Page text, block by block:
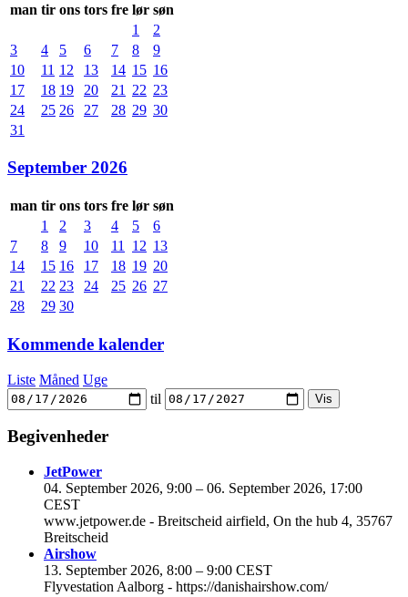
man tir ons tors fre lør søn
1
2
3
4 5 6 7 8
9
10
11 12 13 14 15 16
17
18 19 20 21 22 23
24
25 26 27 28 29 30
31
September 2026
man tir ons tors fre lør søn
1
2 3 4 5
6
7
8 9 10 11 12 13
14
15 16 17 18 19 20
21
22 23 24 25 26 27
28
29 30
Kommende kalender
Liste Måned Uge
til
Begivenheder
JetPower
04. September 2026, 9:00 – 06. September 2026, 17:00
CEST
www.jetpower.de - Breitscheid airfield, On the hub 4, 35767
Breitscheid
Airshow
13. September 2026, 8:00 – 9:00 CEST
Flyvestation Aalborg - https://danishairshow.com/